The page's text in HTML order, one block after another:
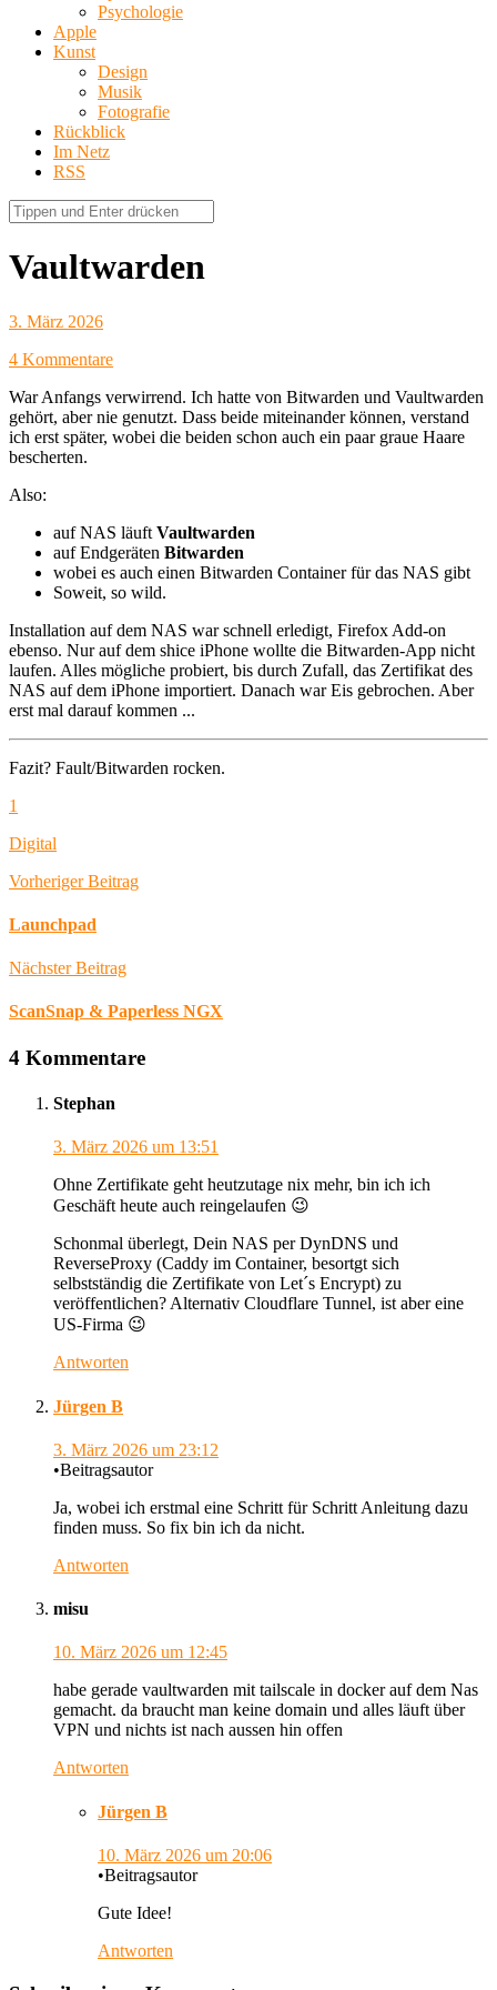
Psychologie
Apple
Kunst
Design
Musik
Fotografie
Rückblick
Im Netz
RSS
Vaultwarden
3. März 2026
4 Kommentare
War Anfangs verwirrend. Ich hatte von Bitwarden und Vaultwarden
gehört, aber nie genutzt. Dass beide miteinander können, verstand
ich erst später, wobei die beiden schon auch ein paar graue Haare
bescherten.
Also:
auf NAS läuft Vaultwarden
auf Endgeräten Bitwarden
wobei es auch einen Bitwarden Container für das NAS gibt
Soweit, so wild.
Installation auf dem NAS war schnell erledigt, Firefox Add-on
ebenso. Nur auf dem shice iPhone wollte die Bitwarden-App nicht
laufen. Alles mögliche probiert, bis durch Zufall, das Zertifikat des
NAS auf dem iPhone importiert. Danach war Eis gebrochen. Aber
erst mal darauf kommen ...
Fazit? Fault/Bitwarden rocken.
1
Digital
Vorheriger Beitrag
Launchpad
Nächster Beitrag
ScanSnap & Paperless NGX
4 Kommentare
Stephan
3. März 2026 um 13:51
Ohne Zertifikate geht heutzutage nix mehr, bin ich ich
Geschäft heute auch reingelaufen 😉
Schonmal überlegt, Dein NAS per DynDNS und
ReverseProxy (Caddy im Container, besortgt sich
selbstständig die Zertifikate von Let´s Encrypt) zu
veröffentlichen? Alternativ Cloudflare Tunnel, ist aber eine
US-Firma 😉
Antworten
Jürgen B
3. März 2026 um 23:12
•Beitragsautor
Ja, wobei ich erstmal eine Schritt für Schritt Anleitung dazu
finden muss. So fix bin ich da nicht.
Antworten
misu
10. März 2026 um 12:45
habe gerade vaultwarden mit tailscale in docker auf dem Nas
gemacht. da braucht man keine domain und alles läuft über
VPN und nichts ist nach aussen hin offen
Antworten
Jürgen B
10. März 2026 um 20:06
•Beitragsautor
Gute Idee!
Antworten